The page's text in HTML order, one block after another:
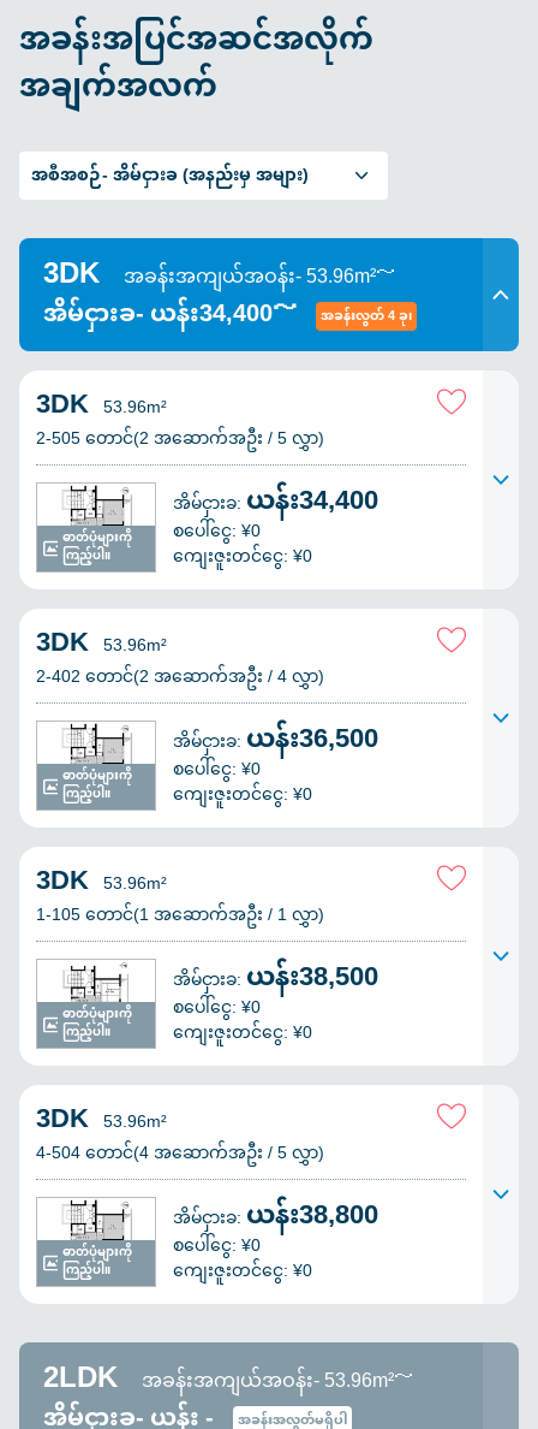
အခန်းအပြင်အဆင်အလိုက်
အချက်အလက်
အစီအစဉ်-အိမ်ငှားခ (အနည်းမှ အများ)
3DK အခန်းအကျယ်အဝန်း- 53.96m²～
အိမ်ငှားခ- ယန်း34,400～ အခန်းလွတ် 4 ခု၊
ဓာတ်ပုံများကို
ကြည့်ပါ။
3DK 53.96m²
2-505 တောင်(2 အဆောက်အဦး / 5 လွှာ)
အိမ်ငှားခ:ယန်း34,400
စပေါ်ငွေ: ¥0
ကျေးဇူးတင်ငွေ: ¥0
ဓာတ်ပုံများကို
ကြည့်ပါ။
3DK 53.96m²
2-402 တောင်(2 အဆောက်အဦး / 4 လွှာ)
အိမ်ငှားခ:ယန်း36,500
စပေါ်ငွေ: ¥0
ကျေးဇူးတင်ငွေ: ¥0
ဓာတ်ပုံများကို
ကြည့်ပါ။
3DK 53.96m²
1-105 တောင်(1 အဆောက်အဦး / 1 လွှာ)
အိမ်ငှားခ:ယန်း38,500
စပေါ်ငွေ: ¥0
ကျေးဇူးတင်ငွေ: ¥0
ဓာတ်ပုံများကို
ကြည့်ပါ။
3DK 53.96m²
4-504 တောင်(4 အဆောက်အဦး / 5 လွှာ)
အိမ်ငှားခ:ယန်း38,800
စပေါ်ငွေ: ¥0
ကျေးဇူးတင်ငွေ: ¥0
2LDK အခန်းအကျယ်အဝန်း- 53.96m²～
အခန်းအလွတ်မရှိပါ